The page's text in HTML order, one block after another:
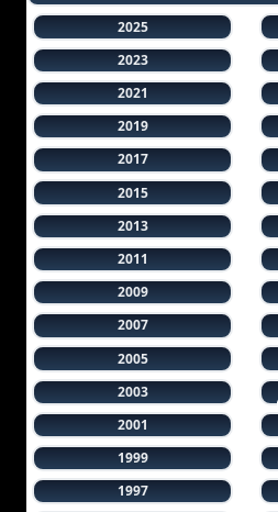
2025
2023
2021
2019
2017
2015
2013
2011
2009
2007
2005
2003
2001
1999
1997